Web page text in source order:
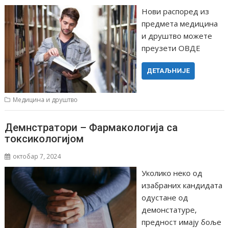
Нови распоред из
предмета медицина
и друштво можете
преузети ОВДЕ
ДЕТАЉНИЈЕ
Медицина и друштво
Демнстратори – Фармакологија са
токсикологијом
октобар 7, 2024
Уколико неко од
изабраних кандидата
одустане од
демонстатуре,
предност имају боље